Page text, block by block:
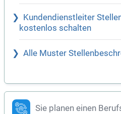
Kundendienstleiter
kostenlos schalten
Alle Muster
Sie planen einen